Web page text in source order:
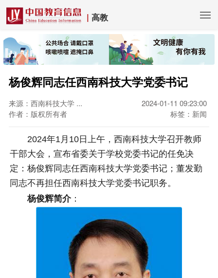
|高教
杨俊辉同志任西南科技大学党委书记
来源：西南科技大学 ...
2024-01-11 09:23:00
作者：版权所有者
标签：新闻
2024年1月10日上午，西南科技大学召开教师
干部大会，宣布省委关于学校党委书记的任免决
定：杨俊辉同志任西南科技大学党委书记；董发勤
同志不再担任西南科技大学党委书记职务。
杨俊辉简介：